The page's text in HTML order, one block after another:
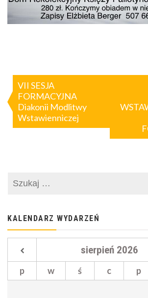
wpisu
VII SESJA
FORMACYJNA
Diakonii Modlitwy
Wstawienniczej
KALENDARZ WYDARZEŃ
sierpień 2026
p w ś c p